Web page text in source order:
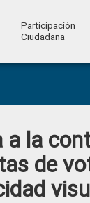
Participación
Ciudadana
a la
de